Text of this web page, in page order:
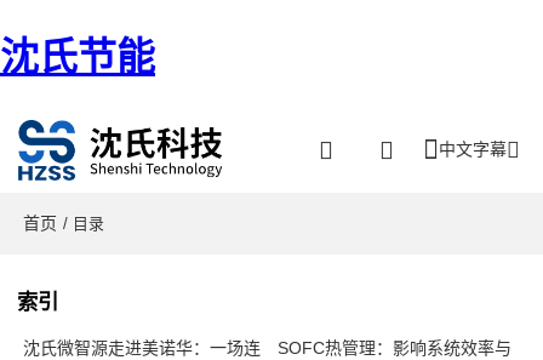
沈氏节能
中文字幕
首页 / 目录
索引
沈氏微智源走进美诺华：一场连
SOFC热管理：影响系统效率与